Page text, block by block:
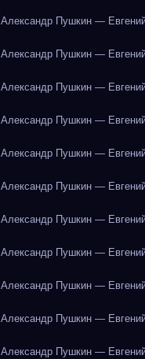
Александр Пушкин —
Александр Пушкин —
Александр Пушкин —
Александр Пушкин —
Александр Пушкин —
Александр Пушкин —
Александр Пушкин —
Александр Пушкин —
Александр Пушкин —
Александр Пушкин —
Александр Пушкин —